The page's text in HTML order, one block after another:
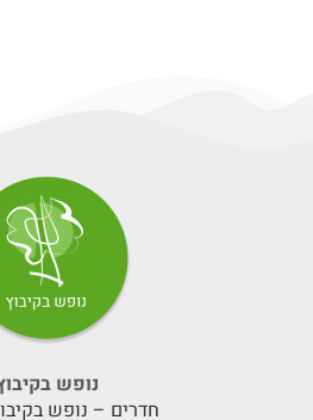
נופש
חדרים – נופש